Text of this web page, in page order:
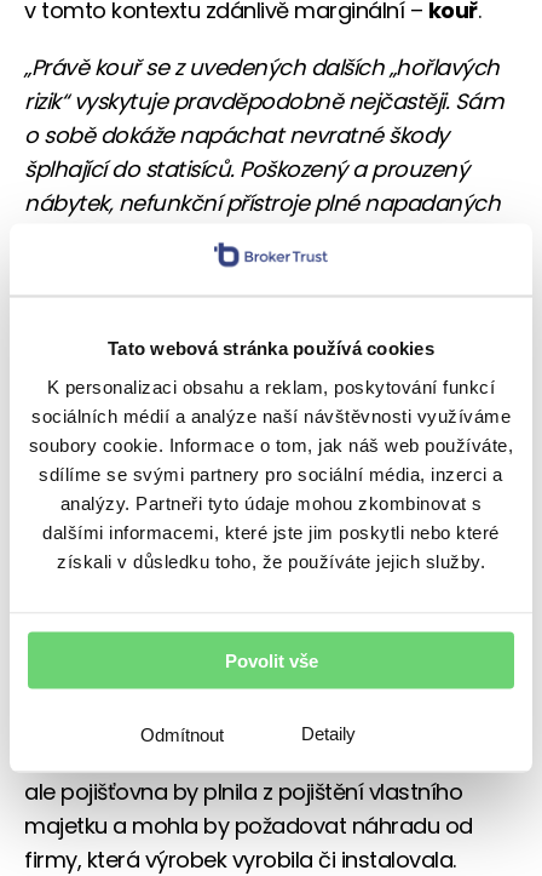
Detaily
Tato webová stránka používá cookies
K personalizaci obsahu a reklam, poskytování funkcí
sociálních médií a analýze naší návštěvnosti využíváme
soubory cookie. Informace o tom, jak náš web používáte,
sdílíme se svými partnery pro sociální média, inzerci a
analýzy. Partneři tyto údaje mohou zkombinovat s
dalšími informacemi, které jste jim poskytli nebo které
získali v důsledku toho, že používáte jejich služby.
Povolit vše
Odmítnout
v tomto kontextu zdánlivě marginální – kouř.
„Právě kouř se z uvedených dalších „hořlavých
rizik“ vyskytuje pravděpodobně nejčastěji. Sám
o sobě dokáže napáchat nevratné škody
šplhající do statisíců. Poškozený a prouzený
nábytek, nefunkční přístroje plné napadaných
sazí, zčernalé zdi s cennými obrazy. Pokud
základní pojistka uvedená rizika nekryje, je na
místě vyšší varianta pojištění s komplexním
krytím,“ říká Trávník.
Pohlídejte si opět pojistné podmínky a výluky –
jedna věc je, pokud vznikne požár přímo ve
vašem bytě. Ale pokud vaši nemovitost poškodí
kouř z požáru od sousedů nebo budete
vytopeni vodou z hašení, nemusí být situace
z pohledu pojistného plnění tak jednoznačná.
po něm muset náhradu škody vymáhat.
V případě, že je například požár způsoben
vadou výrobku nebo vadnou instalací v platné
ale pojišťovna by plnila z pojištění vlastního
majetku a mohla by požadovat náhradu od
firmy, která výrobek vyrobila či instalovala.